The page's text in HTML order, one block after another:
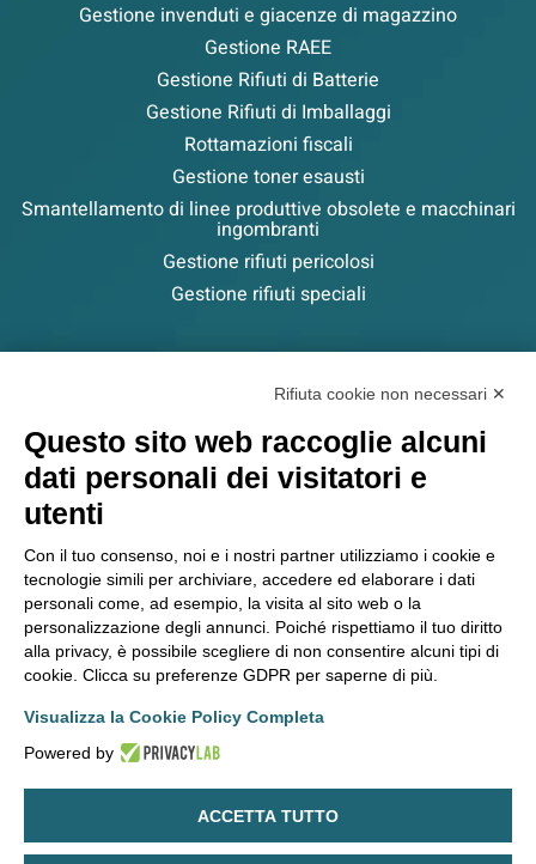
Gestione invenduti e giacenze di magazzino
Gestione RAEE
Gestione Rifiuti di Batterie
Gestione Rifiuti di Imballaggi
Rottamazioni fiscali
Gestione toner esausti
Smantellamento di linee produttive obsolete e macchinari
ingombranti
Gestione rifiuti pericolosi
Gestione rifiuti speciali
PARLA CON UN ESPERTO
ERION COMPLIANCE ORGANIZATION S.C.A R.L. – Società
consulenza ambientale e normativa.
Via A. Scarsellini, 14 – 20161 Milano
P.IVA/C.F./Registro Imprese Milano 11344540965 – Capitale
sociale euro 24.750
Whistleblowing Cookie Policy Informativa sito web
Privacy Policy
Rifiuta cookie non necessari ✕
Questo sito web raccoglie alcuni
dati personali dei visitatori e
utenti
Con il tuo consenso, noi e i nostri partner utilizziamo i cookie e
tecnologie simili per archiviare, accedere ed elaborare i dati
personali come, ad esempio, la visita al sito web o la
personalizzazione degli annunci. Poiché rispettiamo il tuo diritto
alla privacy, è possibile scegliere di non consentire alcuni tipi di
cookie. Clicca su preferenze GDPR per saperne di più.
Visualizza la Cookie Policy Completa
Powered by
ACCETTA TUTTO